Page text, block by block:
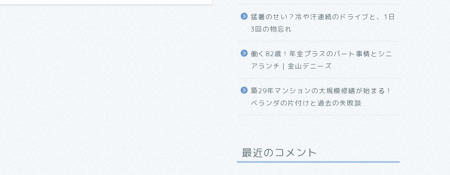
猛暑のせい？冷や汗連続のドライブと、1日
3回の物忘れ
働く82歳！年金プラスのパート事情とシニ
アランチ｜金山デニーズ
築29年マンションの大規模修繕が始まる！
ベランダの片付けと過去の失敗談
最近のコメント